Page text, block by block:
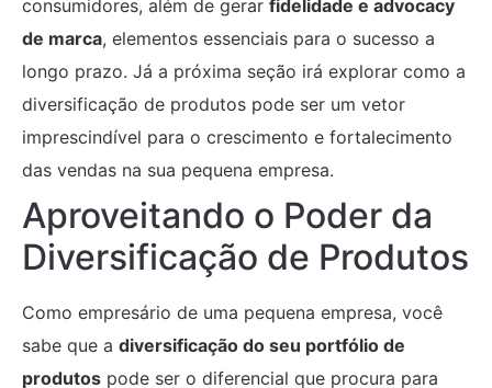
consumidores, além de gerar fidelidade e advocacy
de marca, elementos essenciais para o sucesso a
longo prazo. Já a próxima seção irá explorar como a
diversificação de produtos pode ser um vetor
imprescindível para o crescimento e fortalecimento
das vendas na sua pequena empresa.
Aproveitando o Poder da
Diversificação de Produtos
Como empresário de uma pequena empresa, você
sabe que a diversificação do seu portfólio de
produtos pode ser o diferencial que procura para